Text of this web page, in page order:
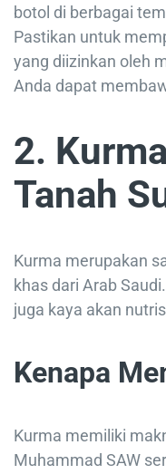
botol di berbagai
Pastikan untuk
yang diizinkan oleh
Anda dapat
2.
Tanah
Kurma merupakan
khas dari Arab
juga kaya akan
Kenapa
Kurma memiliki
Muhammad SAW